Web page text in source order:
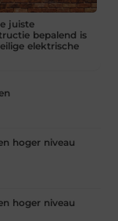
juiste
bepalend is
elektrische
hoger niveau
hoger niveau